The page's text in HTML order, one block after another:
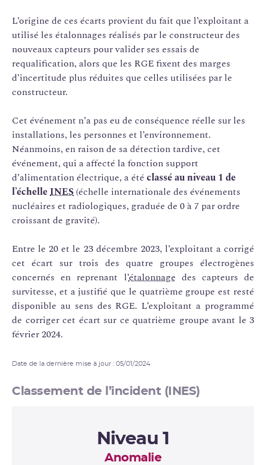
L’origine de ces écarts provient du fait que l’exploitant a
utilisé les étalonnages réalisés par le constructeur des
nouveaux capteurs pour valider ses essais de
requalification, alors que les RGE fixent des marges
d’incertitude plus réduites que celles utilisées par le
constructeur.
Cet événement n’a pas eu de conséquence réelle sur les
installations, les personnes et l’environnement.
Néanmoins, en raison de sa détection tardive, cet
événement, qui a affecté la fonction support
d’alimentation électrique, a été classé au niveau 1 de
l’échelleINES (échelle internationale des événements
nucléaires et radiologiques, graduée de 0 à 7 par ordre
croissant de gravité).
Entre le 20 et le 23 décembre 2023, l’exploitant a corrigé
cet écart sur trois des quatre groupes électrogènes
concernés en reprenant l’étalonnage des capteurs de
survitesse, et a justifié que le quatrième groupe est resté
disponible au sens des RGE. L’exploitant a programmé
de corriger cet écart sur ce quatrième groupe avant le 3
février 2024.
Date de la dernière mise à jour : 05/01/2024
Classement de l’incident (INES)
Niveau 1
Anomalie